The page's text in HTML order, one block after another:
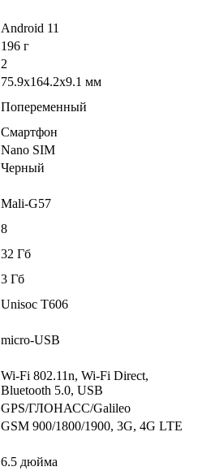
Android 11
196 г
2
75.9x164.2x9.1 мм
Попеременный
Смартфон
Nano SIM
Черный
Mali-G57
8
32 Гб
3 Гб
Unisoc T606
micro-USB
Wi-Fi 802.11n, Wi-Fi Direct,
Bluetooth 5.0, USB
GPS/ГЛОНАСС/Galileo
GSM 900/1800/1900, 3G, 4G LTE
6.5 дюйма